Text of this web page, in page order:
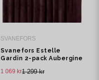
SVANEFORS
Svanefors Estelle
Gardin 2-pack Aubergine
1 299 kr
1 069 kr